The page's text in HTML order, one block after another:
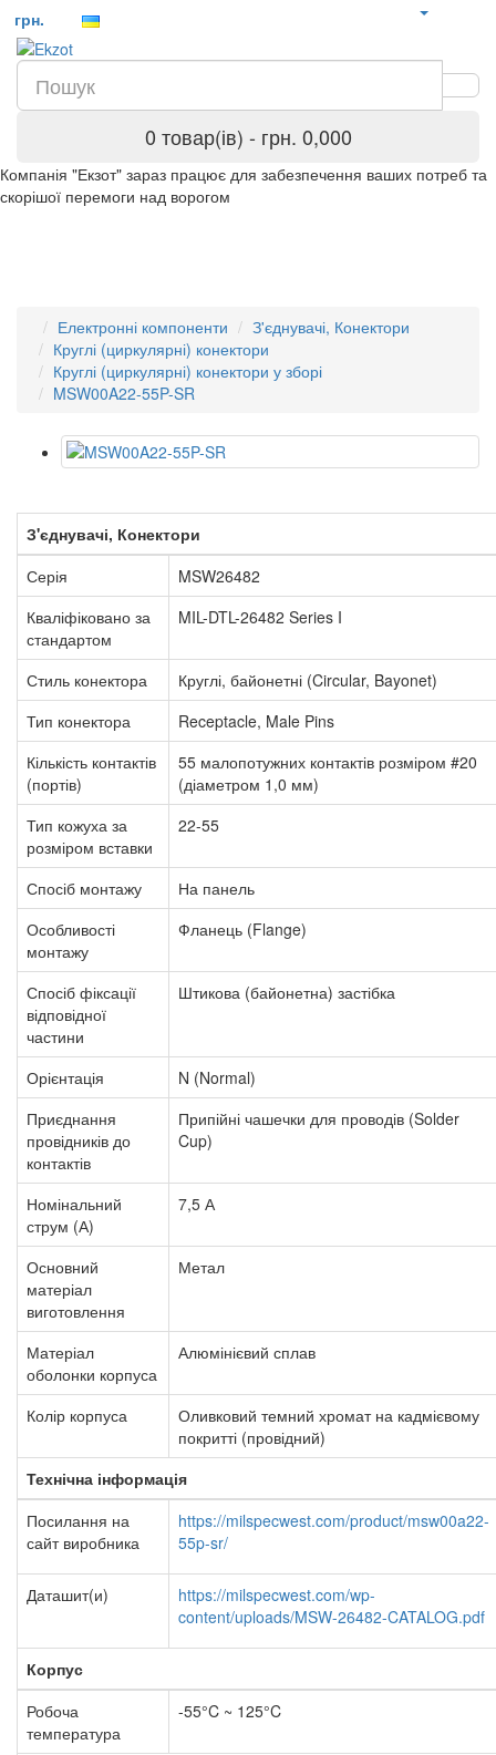
грн.
0 товар(ів) - грн. 0,000
Компанія "Екзот" зараз працює для забезпечення ваших потреб та
скорішої перемоги над ворогом
Електронні компоненти
З'єднувачі, Конектори
Круглі (циркулярні) конектори
Круглі (циркулярні) конектори у зборі
MSW00A22-55P-SR
З'єднувачі, Конектори
Серія
MSW26482
Кваліфіковано за
стандартом
MIL-DTL-26482 Series I
Стиль конектора
Круглі, байонетні (Circular, Bayonet)
Тип конектора
Receptacle, Male Pins
Кількість контактів
(портів)
55 малопотужних контактів розміром #20
(діаметром 1,0 мм)
Тип кожуха за
розміром вставки
22-55
Спосіб монтажу
На панель
Особливості
монтажу
Фланець (Flange)
Спосіб фіксації
відповідної
частини
Штикова (байонетна) застібка
Орієнтація
N (Normal)
Приєднання
провідників до
контактів
Припійні чашечки для проводів (Solder
Cup)
Номінальний
струм (А)
7,5 А
Основний
матеріал
виготовлення
Метал
Матеріал
оболонки корпуса
Алюмінієвий сплав
Колір корпуса Оливковий темний хромат на кадмієвому
покритті (провідний)
Технічна інформація
Посилання на
сайт виробника
https://milspecwest.com/product/msw00a22-
55p-sr/
Даташит(и)
https://milspecwest.com/wp-
content/uploads/MSW-26482-CATALOG.pdf
Корпус
Робоча
температура
-55°C ~ 125°C